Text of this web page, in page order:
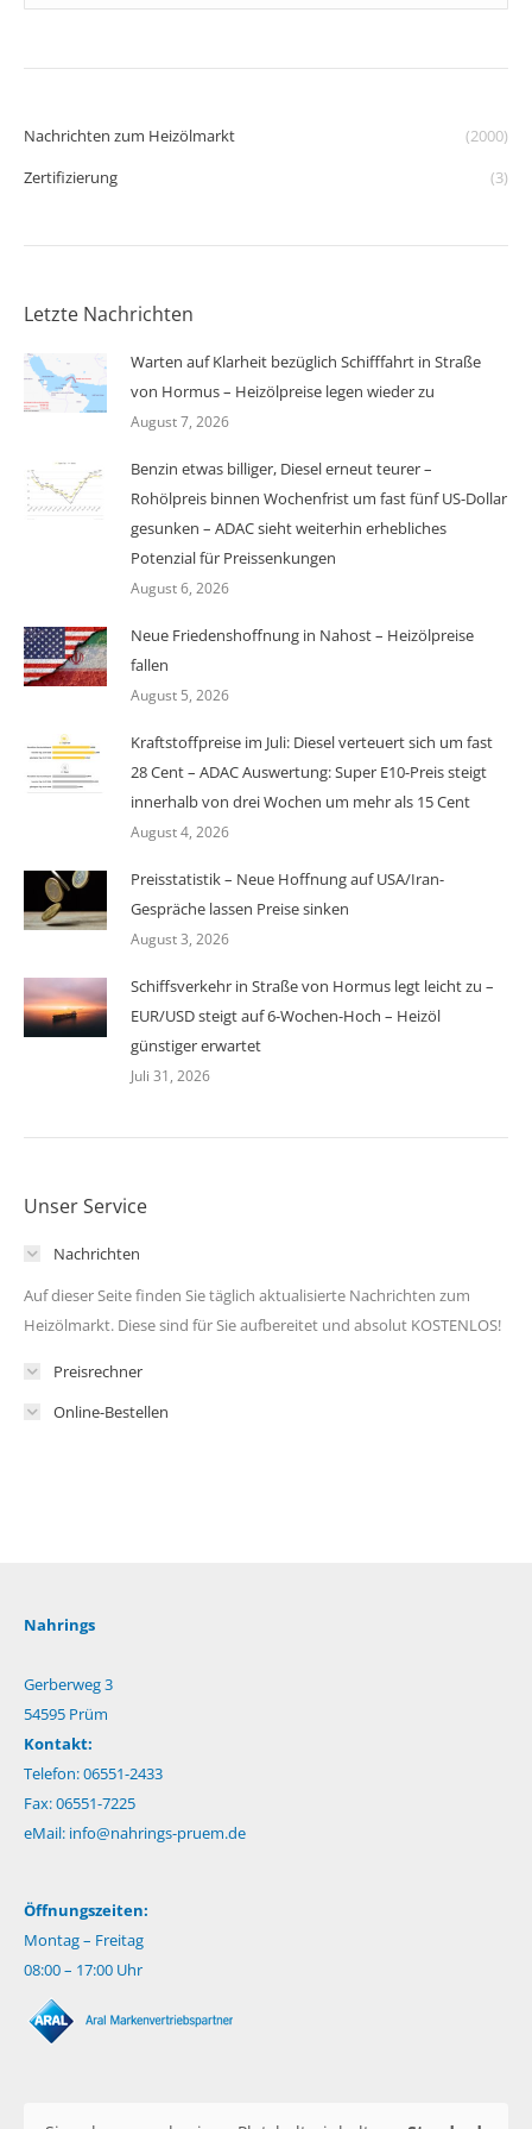
Nachrichten zum Heizölmarkt
(2000)
Zertifizierung
(3)
Letzte Nachrichten
Warten auf Klarheit bezüglich Schifffahrt in Straße
von Hormus – Heizölpreise legen wieder zu
August 7, 2026
Benzin etwas billiger, Diesel erneut teurer –
Rohölpreis binnen Wochenfrist um fast fünf US-Dollar
gesunken – ADAC sieht weiterhin erhebliches
Potenzial für Preissenkungen
August 6, 2026
Neue Friedenshoffnung in Nahost – Heizölpreise
fallen
August 5, 2026
Kraftstoffpreise im Juli: Diesel verteuert sich um fast
28 Cent – ADAC Auswertung: Super E10-Preis steigt
innerhalb von drei Wochen um mehr als 15 Cent
August 4, 2026
Preisstatistik – Neue Hoffnung auf USA/Iran-
Gespräche lassen Preise sinken
August 3, 2026
Schiffsverkehr in Straße von Hormus legt leicht zu –
EUR/USD steigt auf 6-Wochen-Hoch – Heizöl
günstiger erwartet
Juli 31, 2026
Unser Service
Nachrichten
Auf dieser Seite finden Sie täglich aktualisierte Nachrichten zum
Heizölmarkt. Diese sind für Sie aufbereitet und absolut KOSTENLOS!
Preisrechner
Online-Bestellen
Nahrings
Gerberweg 3
54595 Prüm
Kontakt:
Telefon: 06551-2433
Fax: 06551-7225
eMail: info@nahrings-pruem.de
Öffnungszeiten:
Montag – Freitag
08:00 – 17:00 Uhr